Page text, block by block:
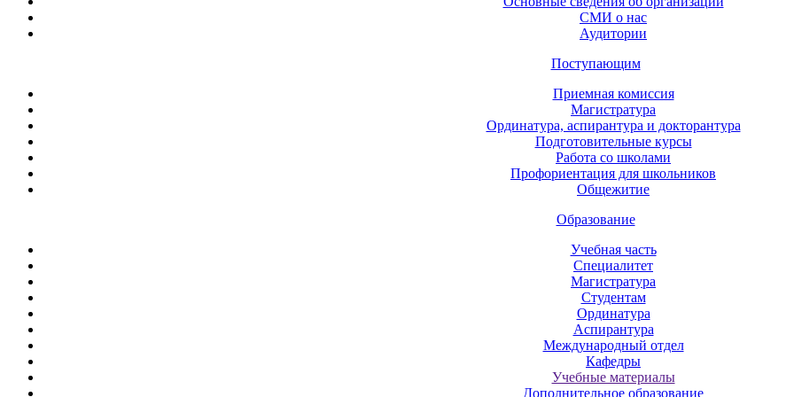
СМИ о нас
Аудитории
Поступающим
Приемная комиссия
Магистратура
Ординатура, аспирантура и докторантура
Подготовительные курсы
Работа со школами
Профориентация для школьников
Общежитие
Образование
Учебная часть
Специалитет
Магистратура
Студентам
Ординатура
Аспирантура
Международный отдел
Кафедры
Учебные материалы
Дополнительное образование